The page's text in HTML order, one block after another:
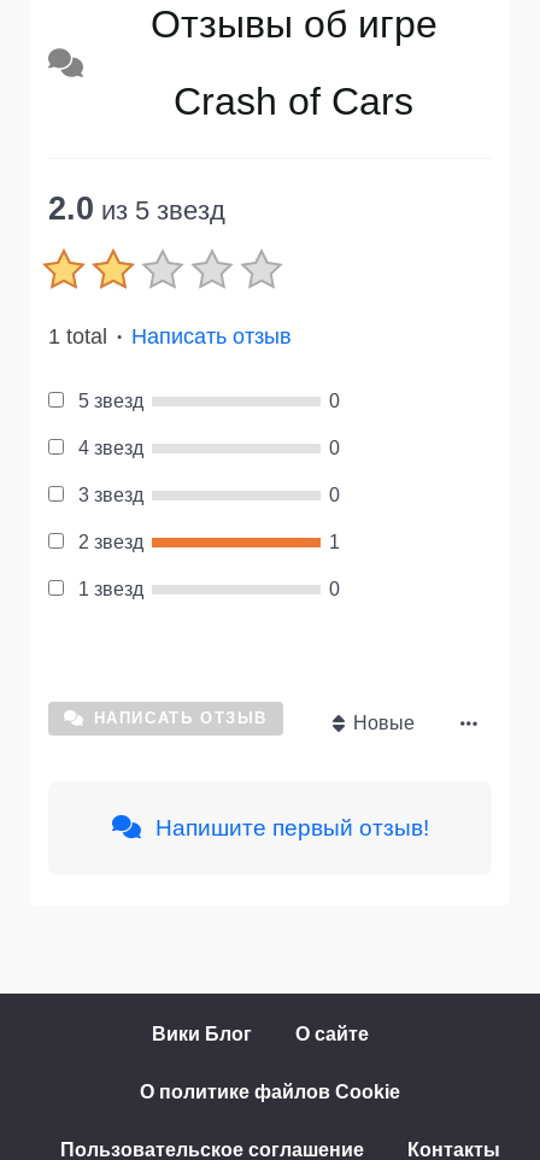
Отзывы об игре
Crash of Cars
2.0 из 5 звезд
1 total ● Написать отзыв
5 звезд 0
4 звезд 0
3 звезд 0
2 звезд 1
1 звезд 0
НАПИСАТЬ ОТЗЫВ Новые
Напишите первый отзыв!
Вики Блог О сайте
О политике файлов Cookie
Пользовательское соглашение Контакты